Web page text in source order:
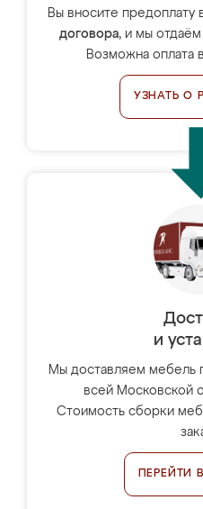
Вы вносите предоплату
договора, и мы отдаём
Возможна оплата
УЗНАТЬ О
и
Мы доставляем мебель
всей Московской
Стоимость сборки
ПЕРЕЙТИ